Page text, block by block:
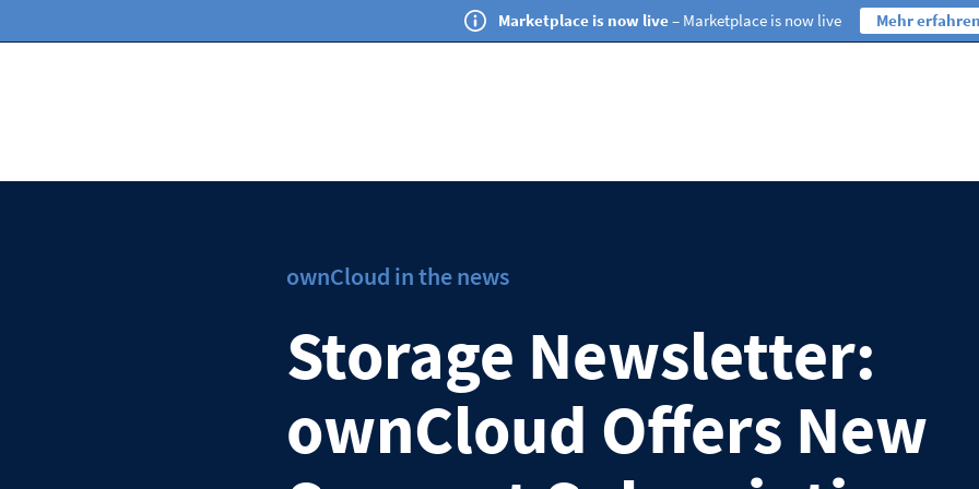
Marketplace is now live– Marketplace is now live Mehr
ownCloud in the news
Storage Newsletter:
ownCloud Offers New